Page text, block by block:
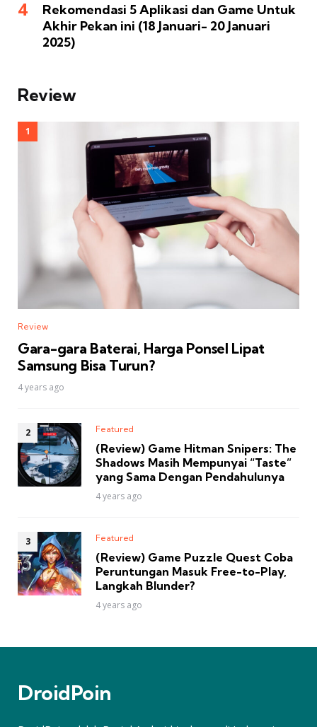
Rekomendasi 5 Aplikasi dan Game Untuk
Akhir Pekan ini (18 Januari- 20 Januari
2025)
Review
Review
Gara-gara Baterai, Harga Ponsel Lipat
Samsung Bisa Turun?
4 years ago
Featured
(Review) Game Hitman Snipers: The
Shadows Masih Mempunyai “Taste”
yang Sama Dengan Pendahulunya
4 years ago
Featured
(Review) Game Puzzle Quest Coba
Peruntungan Masuk Free-to-Play,
Langkah Blunder?
4 years ago
DroidPoin